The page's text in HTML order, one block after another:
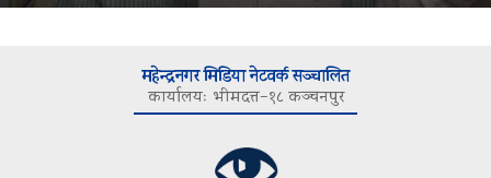
महेन्द्रनगर मिडिया नेटवर्क सञ्चालित
कार्यालयः भीमदत्त–१८ कञ्चनपुर